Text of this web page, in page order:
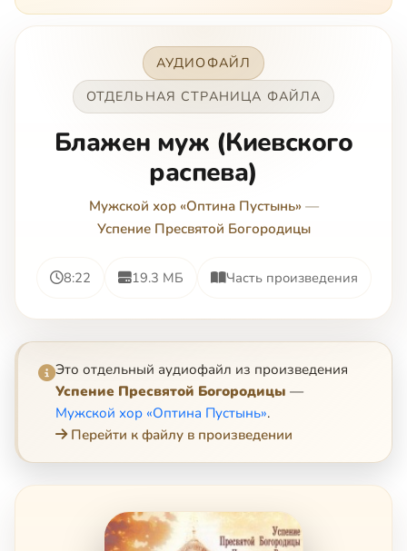
АУДИОФАЙЛ
ОТДЕЛЬНАЯ СТРАНИЦА ФАЙЛА
Блажен муж (Киевского
распева)
Мужской хор «Оптина Пустынь» —
Успение Пресвятой Богородицы
8:22 19.3 МБ Часть произведения
Это отдельный аудиофайл из произведения
Успение Пресвятой Богородицы —
Мужской хор «Оптина Пустынь».
Перейти к файлу в произведении